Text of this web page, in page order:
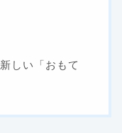
しい「おもて